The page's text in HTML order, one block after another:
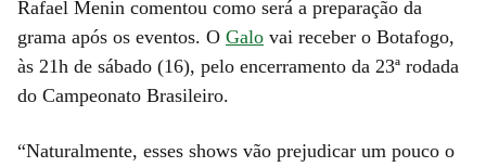
Rafael Menin comentou como será a preparação da
grama após os eventos. O Galo vai receber o Botafogo,
às 21h de sábado (16), pelo encerramento da 23ª rodada
do Campeonato Brasileiro.
“Naturalmente, esses shows vão prejudicar um pouco o